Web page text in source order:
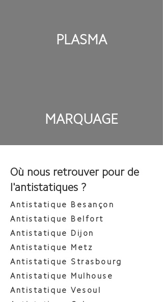
PLASMA
MARQUAGE
Où nous retrouver pour de
l'antistatiques ?
Antistatique Besançon​​
Antistatique Belfort
Antistatique Dijon
Antistatique Metz
Antistatique Strasbourg
Antistatique Mulhouse
Antistatique Vesoul